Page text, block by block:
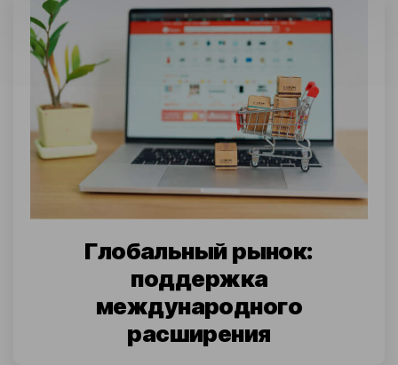
Глобальный рынок:
поддержка
международного
расширения